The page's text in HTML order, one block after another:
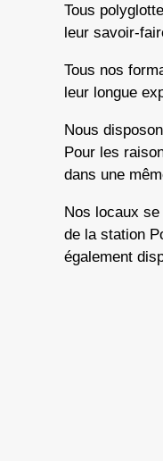
Tous
leur savoir-
Tous nos
leur longue
Nous
Pour les
dans une
Nos locaux
de la station
également